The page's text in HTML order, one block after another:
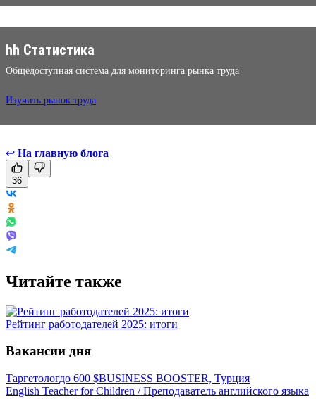
hh Статистика
Общедоступная система для мониторинга рынка труда
Изучить рынок труда
↩ На главную блога
36
Читайте также
Рейтинг работодателей 2025: итоги
Вакансии дня
Таргетологдо 600 $BUSINESS BOOSTER, Турция
English Teacher for Children / Преподаватель английского языка